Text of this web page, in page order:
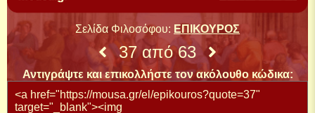
Σελίδα Φιλοσόφου: ΕΠΙΚΟΥΡΟΣ
37 από 63
Αντιγράψτε και επικολλήστε τον ακόλουθο κώδικα: